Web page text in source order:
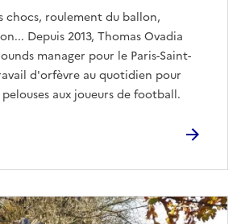
chocs, roulement du ballon,
Depuis 2013, Thomas Ovadia
manager pour le Paris-Saint-
d'orfèvre au quotidien pour
aux joueurs de football.